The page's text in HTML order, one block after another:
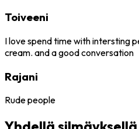
Toiveeni
I love spend time with intersting
cream. and a good conversation
Rajani
Rude people